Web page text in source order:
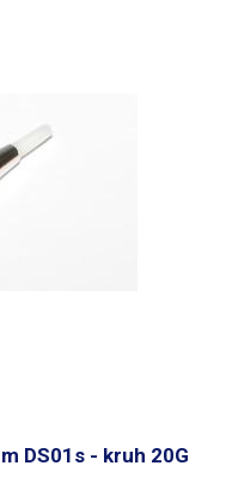
DS01s - kruh 20G